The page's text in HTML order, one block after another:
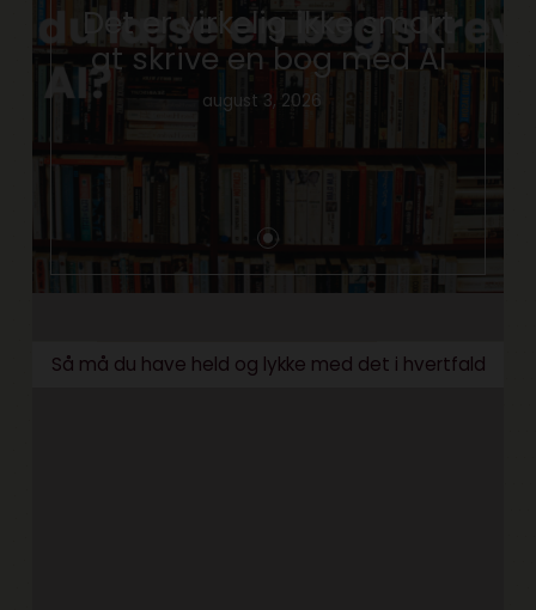
Det er virkelig ikke smart
at skrive en bog med AI
august 3, 2026
Så må du have held og lykke med det i hvertfald